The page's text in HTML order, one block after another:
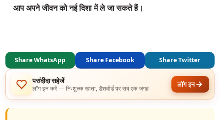
आप अपने जीवन को नई दिशा में ले जा सकते हैं।
Share WhatsApp Share Facebook Share Twitter
पसंदीदा सहेजें
लॉग इन करें — निःशुल्क खाता, डैशबोर्ड पर सब एक जगह लॉग इन